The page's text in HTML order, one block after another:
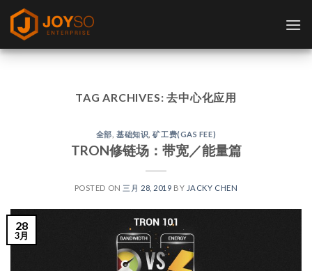
Skip
content
TAG ARCHIVES:去中心化应用
全部 ,基础知识 ,矿工费(GAS FEE)
TRON修链场：带宽／能量篇
POSTED ON 三月 28, 2019 BY JACKY CHEN
28
3月